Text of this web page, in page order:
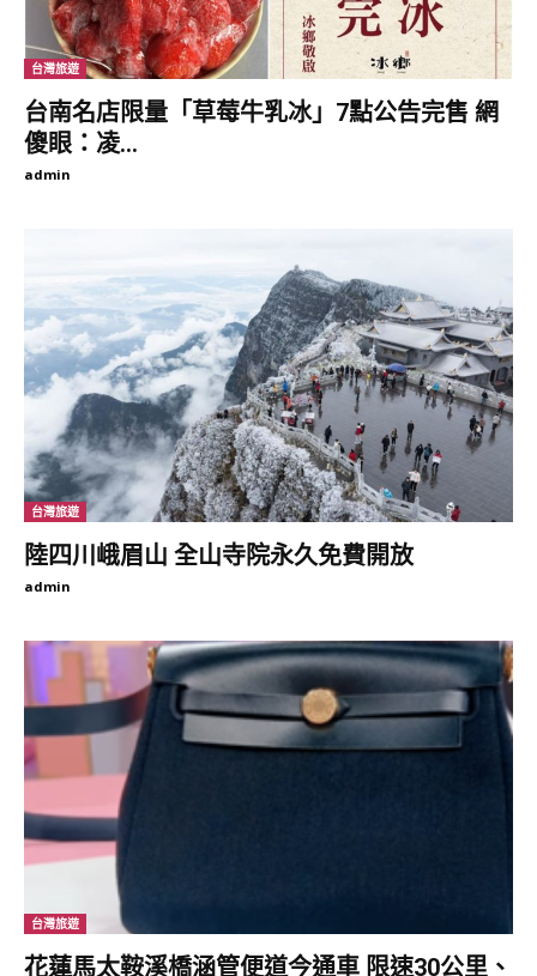
台灣旅遊
台南名店限量「草莓牛乳冰」7點公告完售 網
傻眼：凌...
admin
台灣旅遊
陸四川峨眉山 全山寺院永久免費開放
admin
台灣旅遊
花蓮馬太鞍溪橋涵管便道今通車 限速30公里、